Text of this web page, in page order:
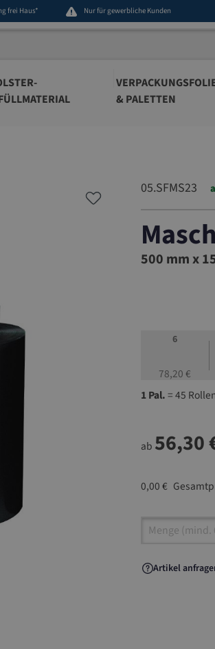
frei Haus* Nur für gewerbliche Kunden
& PALETTEN
05.SFMS23
05.SFMS23
500 mm x
6
78,20 €
1 Pal.= 45
ab 56,30
0,00 €
Artikel
Artikel